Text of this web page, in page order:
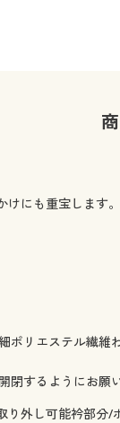
にも重宝します。
リエステル繊維
閉するようにお願
外し可能衿部分/